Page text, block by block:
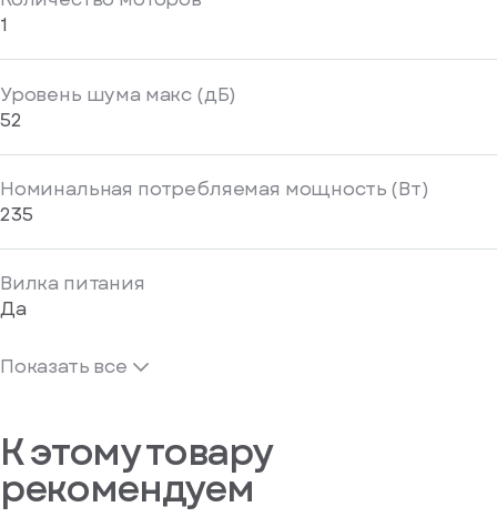
1
Уровень шума макс (дБ)
52
Номинальная потребляемая мощность (Вт)
235
Вилка питания
Да
Показать все
К этому товару
рекомендуем